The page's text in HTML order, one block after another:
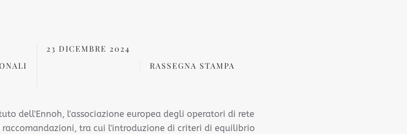
23 DICEMBRE 2024
RASSEGNA STAMPA
dell'Ennoh, l'associazione europea degli operatori di rete
tra cui l'introduzione di criteri di equilibrio